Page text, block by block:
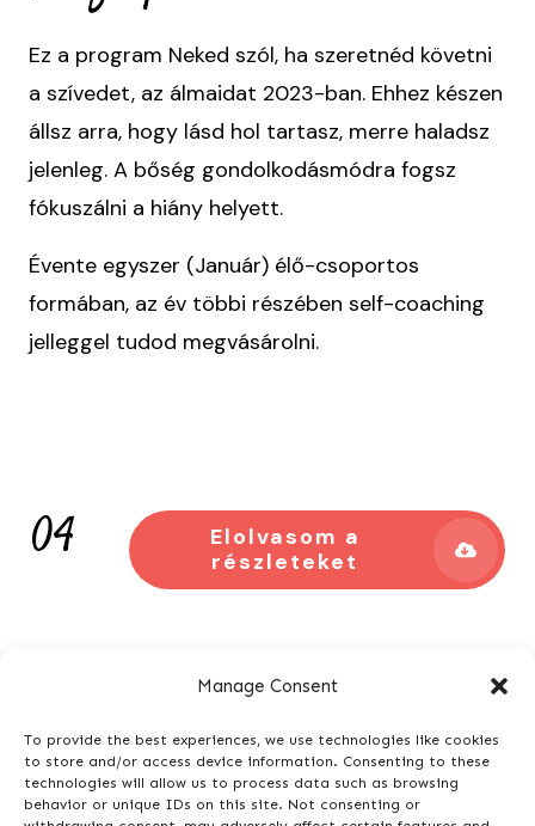
Manage Consent
To provide the best experiences, we use technologies like cookies
to store and/or access device information. Consenting to these
technologies will allow us to process data such as browsing
behavior or unique IDs on this site. Not consenting or
Ez a program Neked szól, ha szeretnéd követni
a szívedet, az álmaidat 2023-ban. Ehhez készen
állsz arra, hogy lásd hol tartasz, merre haladsz
jelenleg. A bőség gondolkodásmódra fogsz
fókuszálni a hiány helyett.
Évente egyszer (Január) élő-csoportos
formában, az év többi részében self-coaching
jelleggel tudod megvásárolni.
04
Elolvasom a
részleteket